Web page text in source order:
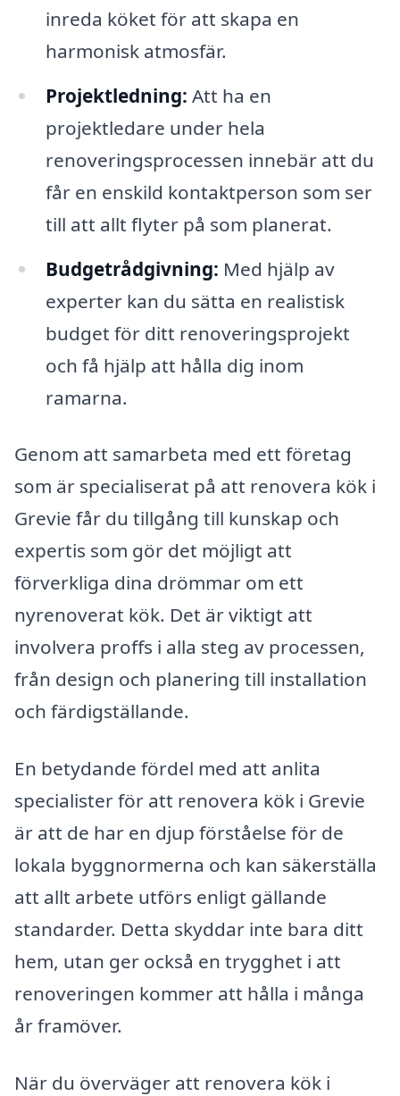
inreda köket för att skapa en
harmonisk atmosfär.
Projektledning: Att ha en
projektledare under hela
renoveringsprocessen innebär att du
får en enskild kontaktperson som ser
till att allt flyter på som planerat.
Budgetrådgivning: Med hjälp av
experter kan du sätta en realistisk
budget för ditt renoveringsprojekt
och få hjälp att hålla dig inom
ramarna.
Genom att samarbeta med ett företag
som är specialiserat på att renovera kök i
Grevie får du tillgång till kunskap och
expertis som gör det möjligt att
förverkliga dina drömmar om ett
nyrenoverat kök. Det är viktigt att
involvera proffs i alla steg av processen,
från design och planering till installation
och färdigställande.
En betydande fördel med att anlita
specialister för att renovera kök i Grevie
är att de har en djup förståelse för de
lokala byggnormerna och kan säkerställa
att allt arbete utförs enligt gällande
standarder. Detta skyddar inte bara ditt
hem, utan ger också en trygghet i att
renoveringen kommer att hålla i många
år framöver.
När du överväger att renovera kök i